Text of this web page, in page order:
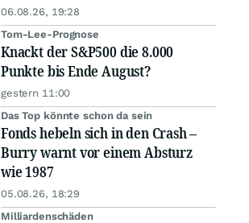
06.08.26, 19:28
Tom-Lee-Prognose
Knackt der S&P500 die 8.000
Punkte bis Ende August?
gestern 11:00
Das Top könnte schon da sein
Fonds hebeln sich in den Crash –
Burry warnt vor einem Absturz
wie 1987
05.08.26, 18:29
Milliardenschäden